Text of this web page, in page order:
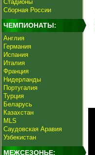
Стадионы
Сборная России
ЧЕМПИОНАТЫ:
Англия
Германия
Испания
Италия
Франция
Нидерланды
Португалия
Турция
Беларусь
Казахстан
MLS
Саудовская Аравия
Узбекистан
МЕЖСЕЗОНЬЕ: